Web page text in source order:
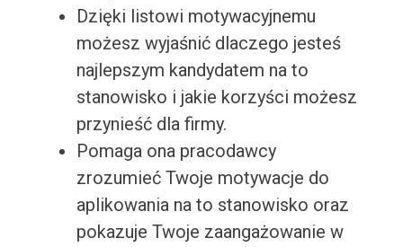
Dzięki listowi motywacyjnemu
możesz wyjaśnić dlaczego jesteś
najlepszym kandydatem na to
stanowisko i jakie korzyści możesz
przynieść dla firmy.
Pomaga ona pracodawcy
zrozumieć Twoje motywacje do
aplikowania na to stanowisko oraz
pokazuje Twoje zaangażowanie w